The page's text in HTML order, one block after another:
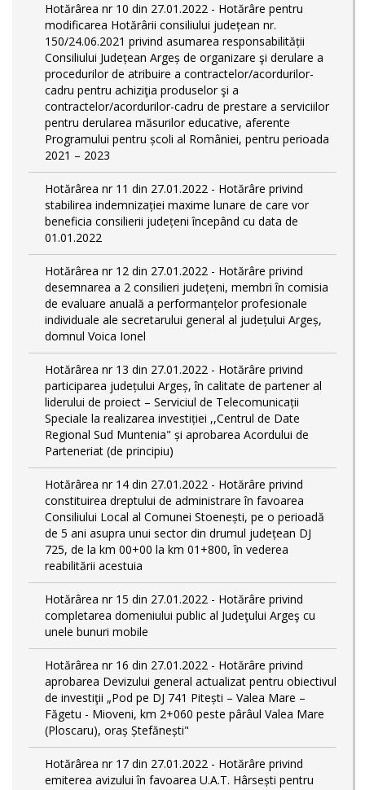
Hotărârea nr 10 din 27.01.2022 - Hotărâre pentru
modificarea Hotărârii consiliului județean nr.
150/24.06.2021 privind asumarea responsabilității
Consiliului Județean Argeș de organizare şi derulare a
procedurilor de atribuire a contractelor/acordurilor-
cadru pentru achiziţia produselor şi a
contractelor/acordurilor-cadru de prestare a serviciilor
pentru derularea măsurilor educative, aferente
Programului pentru școli al României, pentru perioada
2021 – 2023
Hotărârea nr 11 din 27.01.2022 - Hotărâre privind
stabilirea indemnizației maxime lunare de care vor
beneficia consilierii județeni începând cu data de
01.01.2022
Hotărârea nr 12 din 27.01.2022 - Hotărâre privind
desemnarea a 2 consilieri județeni, membri în comisia
de evaluare anuală a performanțelor profesionale
individuale ale secretarului general al județului Argeș,
domnul Voica Ionel
Hotărârea nr 13 din 27.01.2022 - Hotărâre privind
participarea județului Argeș, în calitate de partener al
liderului de proiect – Serviciul de Telecomunicații
Speciale la realizarea investiției ,,Centrul de Date
Regional Sud Muntenia" și aprobarea Acordului de
Parteneriat (de principiu)
Hotărârea nr 14 din 27.01.2022 - Hotărâre privind
constituirea dreptului de administrare în favoarea
Consiliului Local al Comunei Stoenești, pe o perioadă
de 5 ani asupra unui sector din drumul județean DJ
725, de la km 00+00 la km 01+800, în vederea
reabilitării acestuia
Hotărârea nr 15 din 27.01.2022 - Hotărâre privind
completarea domeniului public al Judeţului Argeş cu
unele bunuri mobile
Hotărârea nr 16 din 27.01.2022 - Hotărâre privind
aprobarea Devizului general actualizat pentru obiectivul
de investiţii „Pod pe DJ 741 Pitești – Valea Mare –
Făgetu - Mioveni, km 2+060 peste pârâul Valea Mare
(Ploscaru), oraș Ștefănești"
Hotărârea nr 17 din 27.01.2022 - Hotărâre privind
emiterea avizului în favoarea U.A.T. Hârsești pentru